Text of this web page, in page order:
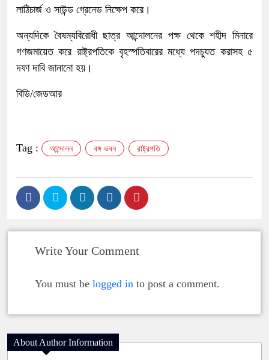
লাঠিচার্জ ও সাউন্ড গ্রেনেড নিক্ষেপ করে।
অন্যদিকে বৈষম্যবিরোধী ছাত্র আন্দোলনের পক্ষ থেকে শহীদ মিনারে
গণজমায়েত করে রাষ্ট্রপতিকে বৃহস্পতিবারের মধ্যে পদচ্যুত করাসহ ৫
দফা দাবি জানানো হয়।
বিডি/জেডআর
Tag : আন্দোলন বঙ্গ ভবন রাষ্ট্রপতি
Write Your Comment
You must be logged in to post a comment.
About Author Information